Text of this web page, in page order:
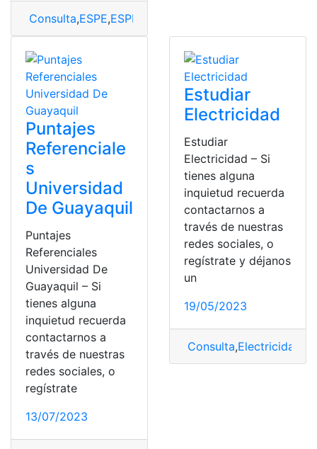
Consulta,ESPE,ESPE puntajes
Puntajes
Referenciale
s
Universidad
De Guayaquil
Puntajes
Referenciales
Universidad De
Guayaquil – Si
tienes alguna
inquietud recuerda
contactarnos a
través de nuestras
redes sociales, o
regístrate
13/07/2023
Estudiar
Electricidad
Estudiar
Electricidad – Si
tienes alguna
inquietud recuerda
contactarnos a
través de nuestras
redes sociales, o
regístrate y déjanos
un
19/05/2023
Consulta,Electricidad